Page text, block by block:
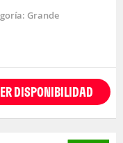
Grande
DISPONIBILIDAD